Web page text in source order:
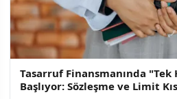
Tasarruf Finansmanında "Tek
Başlıyor: Sözleşme ve Limit